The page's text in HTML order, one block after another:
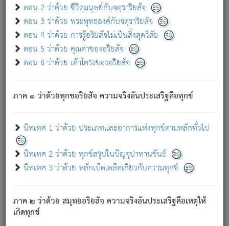
ตอน 2 ว่าด้วย ชีวิตมนุษย์กับจตุราริยสัจ
ตอน 3 ว่าด้วย พระพุทธองค์กับจตุราริยสัจ
ตอน 4 ว่าด้วย การรู้อริยสัจไม่เป็นสิ่งสุดวิสัย
ตอน 5 ว่าด้วย คุณค่าของอริยสัจ
ตอน 6 ว่าด้วย เค้าโครงของอริยสัจ
ภาค ๑ ว่าด้วยทุกขอริยสัจ ความจริงอันประเสริฐคือทุกข์
นิทเทศ 1 ว่าด้วย ประเภทและอาการแห่งทุกข์ตามหลักทั่วไป
นิทเทศ 2 ว่าด้วย ทุกข์สรุปในปัญจุปาทานขันธ์
นิทเทศ 3 ว่าด้วย หลักเบ็ดเตล็ดเกี่ยวกับความทุกข์
ภาค ๒ ว่าด้วย สมุทยอริยสัจ ความจริงอันประเสริฐคือเหตุให้
เกิดทุกข์
พรหมจรรย์นี้ อันบุคคลย่อมประพฤติ ก็เพื่อการละขาดซึ่ง
ภพ.
สมณะหรือพราหมณ์เหล่าใด กล่าวความหลุดพ้นจากภพว่า
มีได้เพราะภพ เรากล่าวว่า สมณะหรือพราหมณ์ทั้งปวงนั้น
มิใช่ผู้หลดพ้นจากภพ.
ภพ ว่ามีได้เพราะวิภพ[2]: เรากล่าวว่า สมณะหรือพราหมณ์ทั้ง
ปวงนั้น ก็ยังสลัดภพออกไปไม่ได้.
ก็ทุกข์นี้มีขึ้น เพราะอาศัยซึ่งอุปธิทั้งปวง.
เพราะความสิ้นไปแห่งอุปาทานทั้งปวง ความเกิดขึ้นแห่ง
ทุกข์จึงไม่มี.
ท่านจงดูโลกนี้เถิด (จะเห็นว่า) สัตว์ทั้งหลายอันอวิชาหนา
แน่นบังหนาแล้ว; และว่า สัตว์ผู้ยินดีในภพอันเป็นแล้วนั้น ย่อม
อันเป็นไปในที่หรือเวลาทั้งปวง[3]เพื่อความมีแห่งประโยชน์โดย
ประการทั้งปวง; ภพทั้งหลายทั้งหมดนั้น ไม่เที่ยง เป็นทุกข์ มี
ความแปรปรวนเป็นธรรมดา.